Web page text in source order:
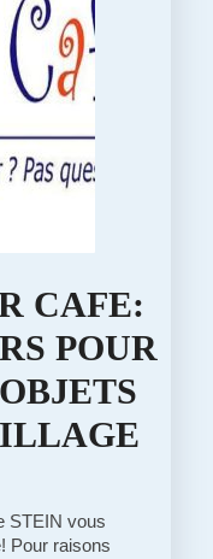
CAFE:
POUR
Pour raisons